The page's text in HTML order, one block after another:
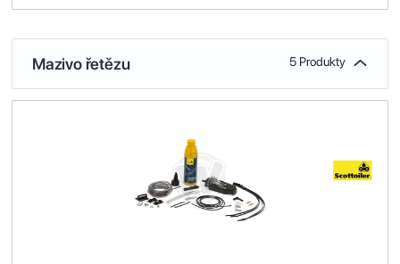
Mazivo řetězu 5 Produkty